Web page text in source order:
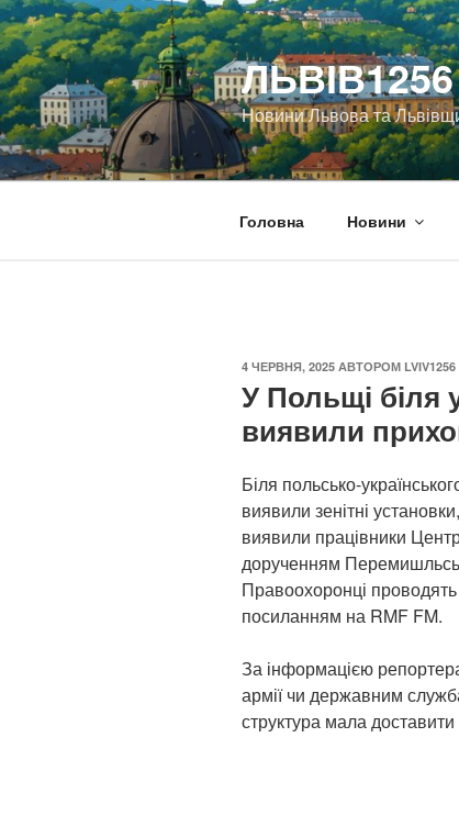
Перейти
до
вмісту
ЛЬВІВ1256
Новини Львова та
Головна Новини
ОПУБЛІКОВАНО
4 ЧЕРВНЯ, 2025 АВТОРОМ LVIV1256
У Польщі біля
виявили
Біля польсько-
виявили зенітні
виявили працівники
дорученням
Правоохоронці
посиланням на RMF FM.
За інформацією
армії чи державним
структура мала доставити